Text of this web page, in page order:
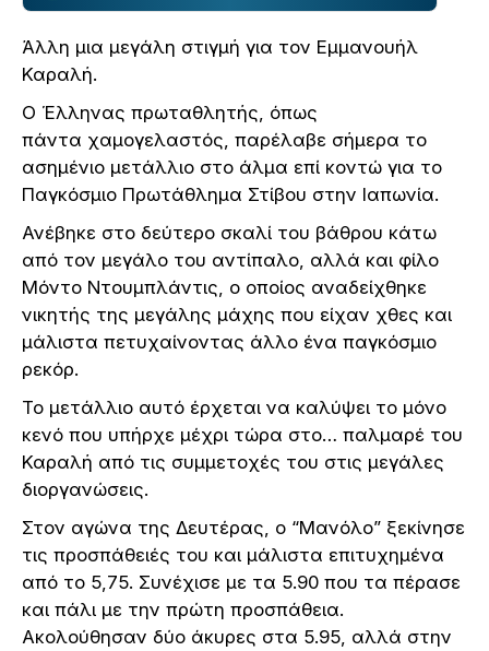
Άλλη μια μεγάλη στιγμή για τον Εμμανουήλ
Καραλή.
Ο Έλληνας πρωταθλητής, όπως
πάντα χαμογελαστός, παρέλαβε σήμερα το
ασημένιο μετάλλιο στο άλμα επί κοντώ για το
Παγκόσμιο Πρωτάθλημα Στίβου στην Ιαπωνία.
Ανέβηκε στο δεύτερο σκαλί του βάθρου κάτω
από τον μεγάλο του αντίπαλο, αλλά και φίλο
Μόντο Ντουμπλάντις, ο οποίος αναδείχθηκε
νικητής της μεγάλης μάχης που είχαν χθες και
μάλιστα πετυχαίνοντας άλλο ένα παγκόσμιο
ρεκόρ.
Το μετάλλιο αυτό έρχεται να καλύψει το μόνο
κενό που υπήρχε μέχρι τώρα στο… παλμαρέ του
Καραλή από τις συμμετοχές του στις μεγάλες
διοργανώσεις.
Στον αγώνα της Δευτέρας, ο “Μανόλο” ξεκίνησε
τις προσπάθειές του και μάλιστα επιτυχημένα
από το 5,75. Συνέχισε με τα 5.90 που τα πέρασε
και πάλι με την πρώτη προσπάθεια.
Ακολούθησαν δύο άκυρες στα 5.95, αλλά στην